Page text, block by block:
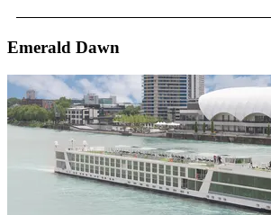
Emerald Dawn